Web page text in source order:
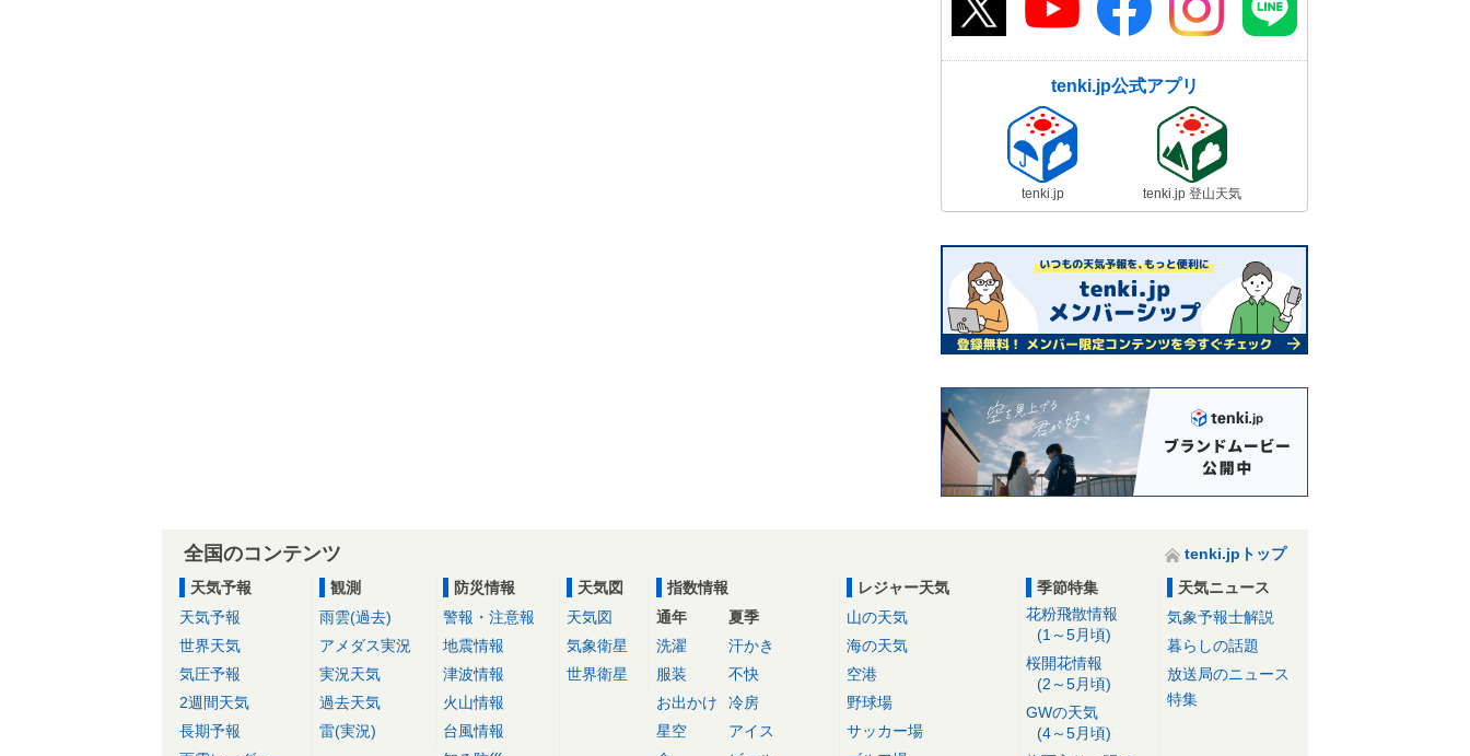
tenki.jp公式アプリ
tenki.jp tenki.jp 登山天気
全国のコンテンツ
tenki.jpトップ
天気予報
天気予報
世界天気
気圧予報
2週間天気
長期予報
観測
雨雲(過去)
アメダス実況
実況天気
過去天気
雷(実況)
防災情報
警報・注意報
地震情報
津波情報
火山情報
台風情報
天気図
天気図
気象衛星
世界衛星
指数情報
通年
洗濯
服装
お出かけ
星空
夏季
汗かき
不快
冷房
アイス
レジャー天気
山の天気
海の天気
空港
野球場
サッカー場
季節特集
花粉飛散情報
(1～5月頃)
桜開花情報
(2～5月頃)
GWの天気
(4～5月頃)
天気ニュース
気象予報士解説
暮らしの話題
放送局のニュース
特集